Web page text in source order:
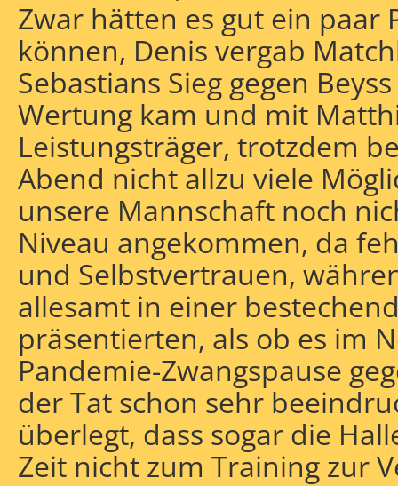
Zwar hätten es gut ein paar
können, Denis vergab
Sebastians Sieg gegen
Wertung kam und mit
Leistungsträger, trotzdem
Abend nicht allzu viele
unsere Mannschaft noch
Niveau angekommen, da
und Selbstvertrauen,
allesamt in einer
präsentierten, als ob es im
Pandemie-Zwangspause
der Tat schon sehr
überlegt, dass sogar die
Zeit nicht zum Training zur